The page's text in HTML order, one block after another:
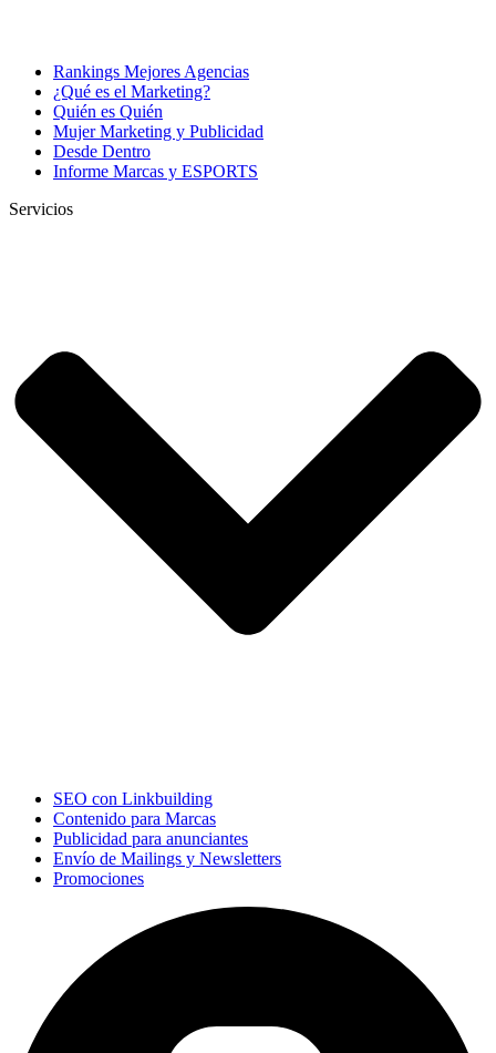
Rankings Mejores Agencias
¿Qué es el Marketing?
Quién es Quién
Mujer Marketing y Publicidad
Desde Dentro
Informe Marcas y ESPORTS
Servicios
SEO con Linkbuilding
Contenido para Marcas
Publicidad para anunciantes
Envío de Mailings y Newsletters
Promociones